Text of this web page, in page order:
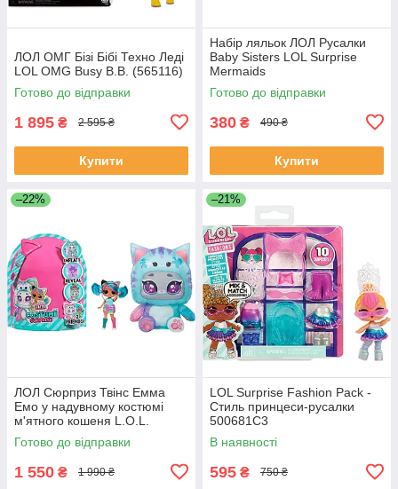
ЛОЛ ОМГ Бізі Бібі Техно Леді
LOL OMG Busy B.B. (565116)
Готово до відправки
1 895 ₴ 2 595 ₴
Купити
Набір ляльок ЛОЛ Русалки
Baby Sisters LOL Surprise
Mermaids
Готово до відправки
380 ₴ 490 ₴
Купити
–22%
ЛОЛ Сюрприз Твінс Емма
Емо у надувному костюмі
м'ятного кошеня L.O.L.
Surprise Tweens Emma Emo
Готово до відправки
1 550 ₴ 1 990 ₴
–21%
LOL Surprise Fashion Pack -
Стиль принцеси-русалки
500681C3
В наявності
595 ₴ 750 ₴